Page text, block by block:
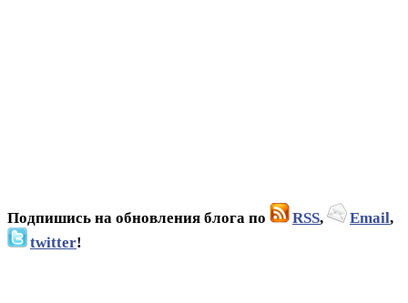
Подпишись на обновления блога по RSS, Email,
twitter!